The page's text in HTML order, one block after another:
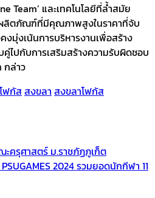
Team’ และเทคโนโลยีที่ล้ำสมัย
ผลิตภัณฑ์ที่มีคุณภาพสูงในราคาที่จับ
มุ่งเน้นการบริหารงานเพื่อสร้าง
ไปกับการเสริมสร้างความรับผิดชอบ
กล่าว
ฟกัสสงขลา สงขลาโฟกัส
ะครุศาสตร์ ม.ราชภัฏภูเก็ต
2024 รวมยอดนักกีฬา 11